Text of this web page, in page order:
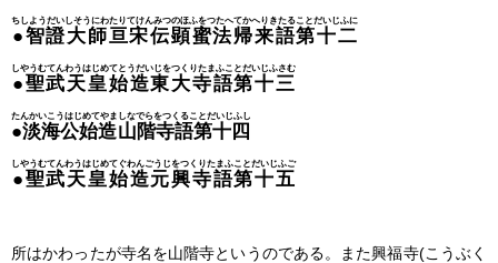
●智證大師亘宋伝顕蜜法帰来語第十二
ちしようだいしそうにわたりてけんみつのほふをつたへてかへりきたることだいじふに
●聖武天皇始造東大寺語第十三
しやうむてんわうはじめてとうだいじをつくりたまふことだいじふさむ
●淡海公始造山階寺語第十四
たんかいこうはじめてやましなでらをつくることだいじふし
●聖武天皇始造元興寺語第十五
しやうむてんわうはじめてぐわんごうじをつくりたまふことだいじふご
所はかわったが寺名を山階寺というのである。また興福寺(こうぶく